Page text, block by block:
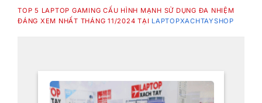
TOP 5 LAPTOP GAMING CẤU HÌNH MẠNH SỬ DỤNG ĐA NHIỆM
ĐÁNG XEM NHẤT THÁNG 11/2024 TẠI LAPTOPXACHTAYSHOP